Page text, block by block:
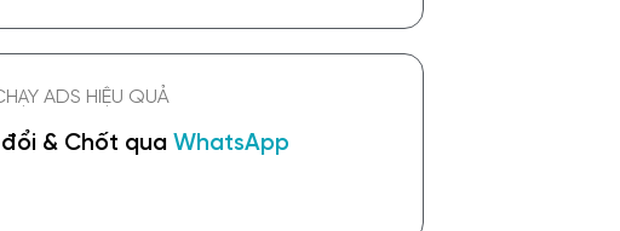
ADS HIỆU QUẢ
& Chốt qua WhatsApp